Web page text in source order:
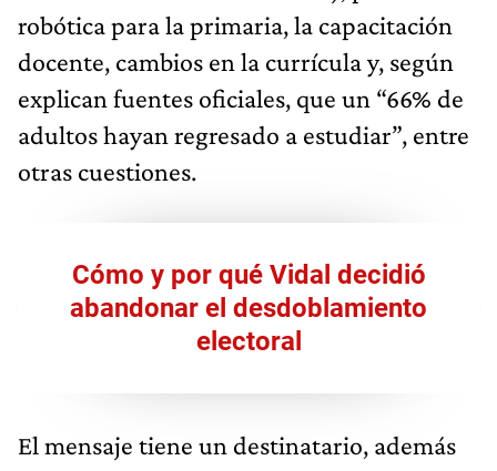
robótica para la primaria, la capacitación
docente, cambios en la currícula y, según
explican fuentes oficiales, que un “66% de
adultos hayan regresado a estudiar”, entre
otras cuestiones.
Cómo y por qué Vidal decidió
abandonar el desdoblamiento
electoral
El mensaje tiene un destinatario, además